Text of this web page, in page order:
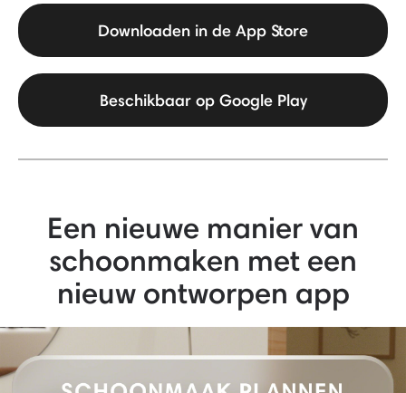
Downloaden in de App Store
Beschikbaar op Google Play
Een nieuwe manier van
schoonmaken met een
nieuw ontworpen app